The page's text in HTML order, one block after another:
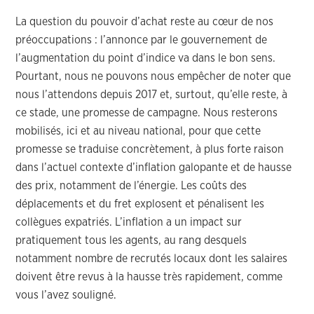
La question du pouvoir d’achat reste au cœur de nos
préoccupations : l’annonce par le gouvernement de
l’augmentation du point d’indice va dans le bon sens.
Pourtant, nous ne pouvons nous empêcher de noter que
nous l’attendons depuis 2017 et, surtout, qu’elle reste, à
ce stade, une promesse de campagne. Nous resterons
mobilisés, ici et au niveau national, pour que cette
promesse se traduise concrètement, à plus forte raison
dans l’actuel contexte d’inflation galopante et de hausse
des prix, notamment de l’énergie. Les coûts des
déplacements et du fret explosent et pénalisent les
collègues expatriés. L’inflation a un impact sur
pratiquement tous les agents, au rang desquels
notamment nombre de recrutés locaux dont les salaires
doivent être revus à la hausse très rapidement, comme
vous l’avez souligné.